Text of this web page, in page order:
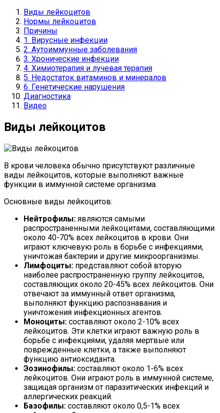
Виды лейкоцитов
Нормы лейкоцитов
Причины
1. Вирусные инфекции
2. Аутоиммунные заболевания
3. Хронические инфекции
4. Химиотерапия и лучевая терапия
5. Недостаток витаминов и минералов
6. Генетические нарушения
Диагностика
Видео
Виды лейкоцитов
В крови человека обычно присутствуют различные
виды лейкоцитов, которые выполняют важные
функции в иммунной системе организма.
Основные виды лейкоцитов:
Нейтрофилы: являются самыми
распространенными лейкоцитами, составляющими
около 40-70% всех лейкоцитов в крови. Они
играют ключевую роль в борьбе с инфекциями,
уничтожая бактерии и другие микроорганизмы.
Лимфоциты: представляют собой вторую
наиболее распространенную группу лейкоцитов,
составляющих около 20-45% всех лейкоцитов. Они
отвечают за иммунный ответ организма,
выполняют функцию распознавания и
уничтожения инфекционных агентов.
Моноциты: составляют около 2-10% всех
лейкоцитов. Эти клетки играют важную роль в
борьбе с инфекциями, удаляя мертвые или
поврежденные клетки, а также выполняют
функцию антиоксиданта.
Эозинофилы: составляют около 1-6% всех
лейкоцитов. Они играют роль в иммунной системе,
защищая организм от паразитических инфекций и
аллергических реакций.
Базофилы: составляют около 0,5-1% всех